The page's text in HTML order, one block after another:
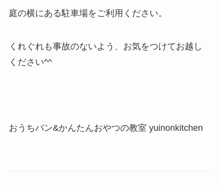
庭の横にある駐車場をご利用ください。
くれぐれも事故のないよう、お気をつけてお越し
ください^^
おうちパン&かんたんおやつの教室 yuinonkitchen